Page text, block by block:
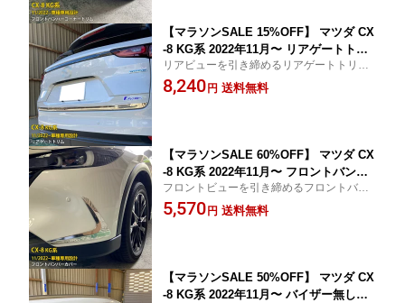
【マラソンSALE 15%OFF】 マツダ CX
-8 KG系 2022年11月〜 リアゲートトリ
ム バックドア ガーニッシュ 傷付き防止
保護 SUS304ステンレス製 鏡面仕上げ
リアビューを引き締めるリアゲートトリ
ム！ 超強力両面テープ施工済み、貼るだけ
の簡単取付！
8,240 円 送料無料
【マラソンSALE 60%OFF】 マツダ CX
-8 KG系 2022年11月〜 フロントバンパ
ーカバー プロテクター ガーニッシュ 傷
付き防止 保護 SUS304ステンレス製 鏡
フロントビューを引き締めるフロントバン
パーカバー！ 超強力両面テープ施工済み、
貼るだけの簡単取付！
5,570 円 送料無料
【マラソンSALE 50%OFF】 マツダ CX
-8 KG系 2022年11月〜 バイザー無し車